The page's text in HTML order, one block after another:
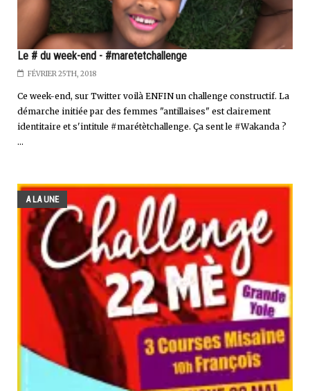
Le # du week-end - #maretetchallenge
FÉVRIER 25TH, 2018
Ce week-end, sur Twitter voilà ENFIN un challenge constructif. La
démarche initiée par des femmes "antillaises" est clairement
identitaire et s'intitule #marétètchallenge. Ça sent le #Wakanda ?
...
A LA UNE